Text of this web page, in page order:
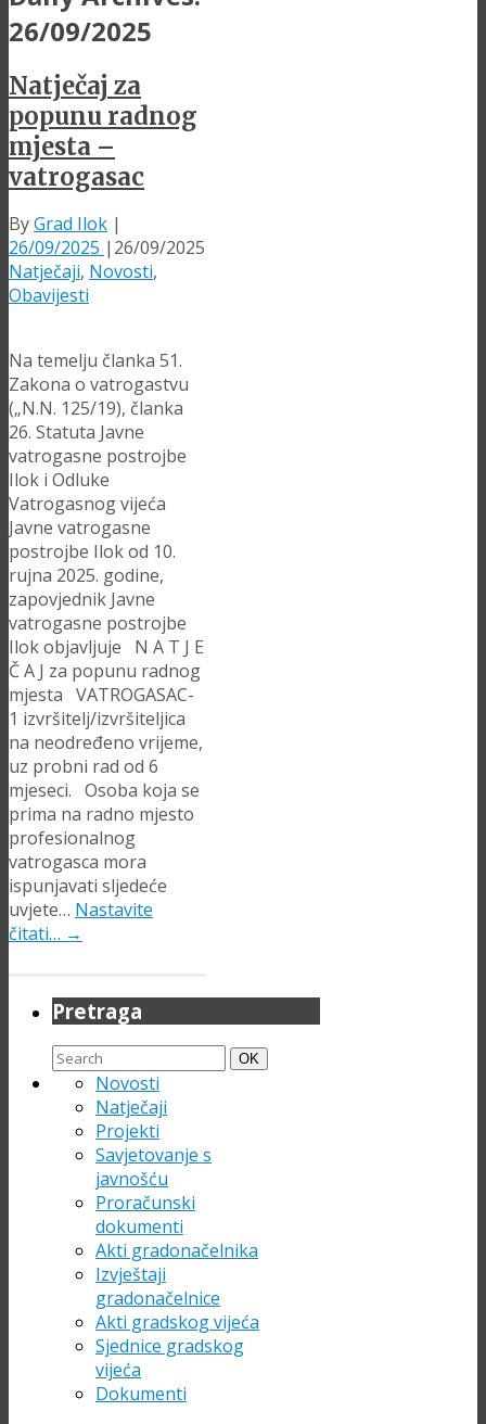
26/09/2025
Natječaj za
popunu radnog
mjesta –
vatrogasac
ByGrad Ilok |
26/09/2025 | 26/09/2025
Natječaji, Novosti,
Obavijesti
Na temelju članka 51.
Zakona o vatrogastvu
(„N.N. 125/19), članka
26. Statuta Javne
vatrogasne postrojbe
Ilok i Odluke
Vatrogasnog vijeća
Javne vatrogasne
postrojbe Ilok od 10.
rujna 2025. godine,
zapovjednik Javne
vatrogasne postrojbe
Ilok objavljuje N A T J E
Č A J za popunu radnog
mjesta VATROGASAC-
1 izvršitelj/izvršiteljica
na neodređeno vrijeme,
uz probni rad od 6
mjeseci. Osoba koja se
prima na radno mjesto
profesionalnog
vatrogasca mora
ispunjavati sljedeće
uvjete… Nastavite
čitati… →
Pretraga
Search
for:
Search
OK
Novosti
Natječaji
Projekti
Savjetovanje s
javnošću
Proračunski
dokumenti
Akti gradonačelnika
Izvještaji
gradonačelnice
Akti gradskog vijeća
Sjednice gradskog
vijeća
Dokumenti